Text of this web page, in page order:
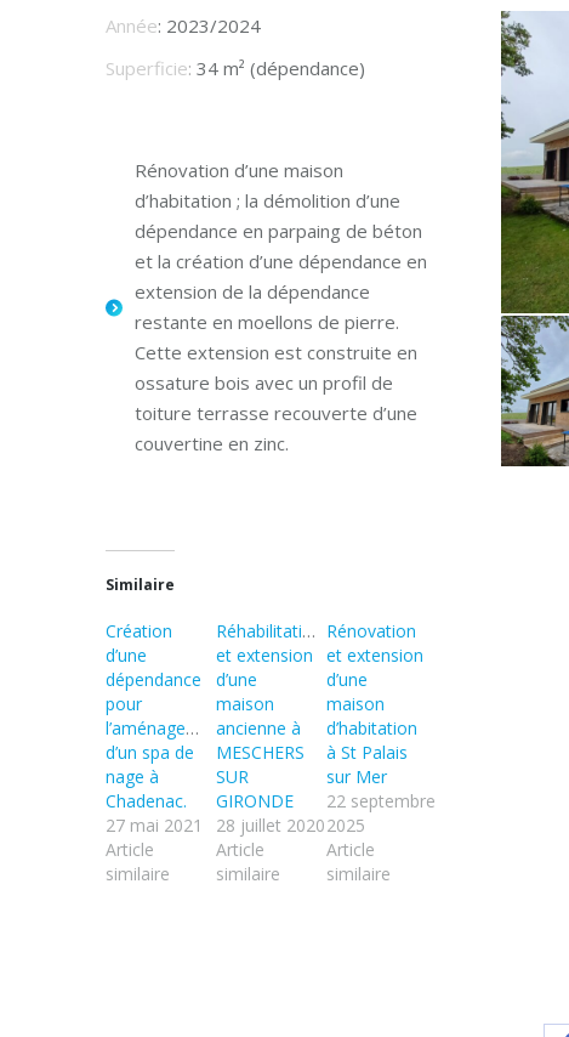
Année: 2023/2024
Superficie: 34 m² (dépendance)
Rénovation d’une maison
d’habitation ; la démolition d’une
dépendance en parpaing de béton
et la création d’une dépendance en
extension de la dépendance
restante en moellons de pierre.
Cette extension est construite en
ossature bois avec un profil de
toiture terrasse recouverte d’une
couvertine en zinc.
Similaire
Création
d’une
dépendance
pour
l’aménagement
d’un spa de
nage à
Chadenac.
27 mai 2021
Article
similaire
Réhabilitation
et extension
d’une
maison
ancienne à
MESCHERS
SUR
GIRONDE
28 juillet 2020
Article
similaire
Rénovation
et extension
d’une
maison
d’habitation
à St Palais
sur Mer
22 septembre
2025
Article
similaire